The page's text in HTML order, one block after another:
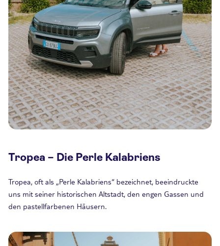
Tropea – Die Perle Kalabriens
Tropea, oft als „Perle Kalabriens“ bezeichnet, beeindruckte
uns mit seiner historischen Altstadt, den engen Gassen und
den pastellfarbenen Häusern.